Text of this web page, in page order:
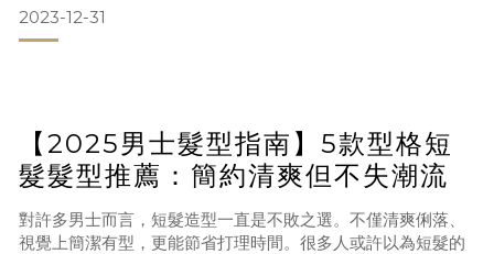
格關鍵字：復古、紳士感、乾淨俐落適合臉型：橢圓形、長
形、菱形這款充滿復古氣息的造型永不退潮。兩側剷青或修
2023-12-31
【2025男士髮型指南】5款型格短
髮髮型推薦：簡約清爽但不失潮流
對許多男士而言，短髮造型一直是不敗之選。不僅清爽俐落、
視覺上簡潔有型，更能節省打理時間。很多人或許以為短髮的